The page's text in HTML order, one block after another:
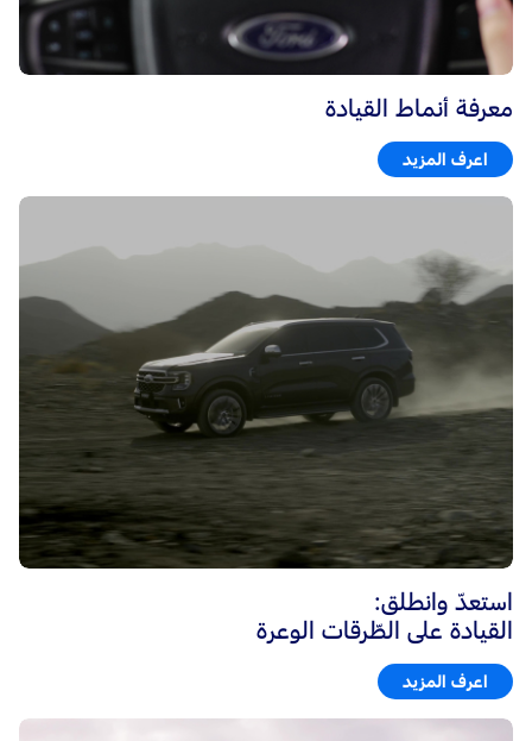
معرفة أنماط القيادة
اعرف المزيد
استعدّ وانطلق:
القيادة على الطّرقات الوعرة
اعرف المزيد